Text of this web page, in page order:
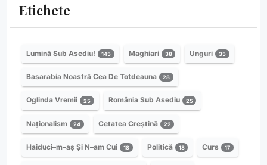
Etichete
Lumină Sub Asediu! 145 Maghiari 38 Unguri 35
Basarabia Noastră Cea De Totdeauna 28
Oglinda Vremii 25 România Sub Asediu 25
Naționalism 24 Cetatea Creștină 22
Haiduci–m–aș Și N–am Cui 18 Politică 18 Curs 17